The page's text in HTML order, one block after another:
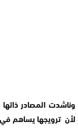
وناشدت المصادر
لأن ترويجها يساهم